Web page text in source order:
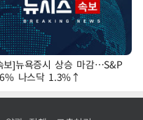
보]뉴욕증시 상승 마감…S&P
나스닥 1.3%↑